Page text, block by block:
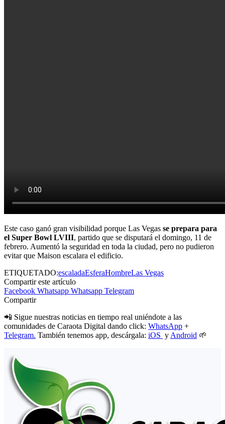
Este caso ganó gran visibilidad porque Las Vegas se prepara para
el Super Bowl LVIII, partido que se disputará el domingo, 11 de
febrero. Aumentó la seguridad en toda la ciudad, pero no pudieron
evitar que Maison escalara el edificio.
ETIQUETADO:escaladaEsferaHombreLas Vegas
Compartir este artículo
Facebook Whatsapp Whatsapp Telegram
Compartir
📲 Sigue nuestras noticias en tiempo real uniéndote a las
comunidades de Caraota Digital dando click: WhatsApp +
Telegram. También tenemos app, descárgala: iOS y Android 🌱